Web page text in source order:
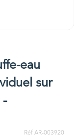
eau
sur
Réf AR-003920